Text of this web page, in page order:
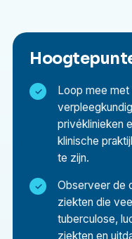
Door Nepal te kiezen
meer dan alleen
tegelijkertijd een van
te ervaren.
Waardevolle
Leer hoe
in omgevingen met
verschillen tussen
medische
Loop mee met
privéklinieken
klinische
te zijn.
Observeer de
ziekten die
tuberculose,
ziekten en